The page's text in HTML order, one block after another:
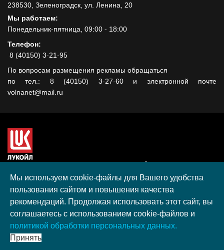
238530, Зеленоградск, ул. Ленина, 20
Мы работаем:
Понедельник-пятница, 09:00 - 18:00
Телефон:
8 (40150) 3-21-95
По вопросам размещения рекламы обращаться
по тел.: 8 (40150) 3-27-60 и электронной почте
volnanet@mail.ru
гранта, полученного в рамках XIII Конкурса социальных и
культурных проектов ПАО "ЛУКОЙЛ" на территории
Калининградской области в 2020 году
Согласие на обработку персональных данных
Разработка, поддержка и продвижение S-Media group
© 2026 МАУ «Редакция общественно-политической газеты
Мы используем cookie-файлы для Вашего удобства
пользования сайтом и повышения качества
рекомендаций. Продолжая использовать этот сайт, вы
соглашаетесь с использованием cookie-файлов и
политикой обработки персональных данных.
Принять